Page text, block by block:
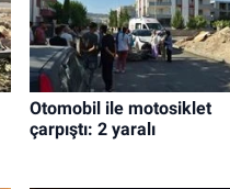
Otomobil ile motosiklet
çarpıştı: 2 yaralı